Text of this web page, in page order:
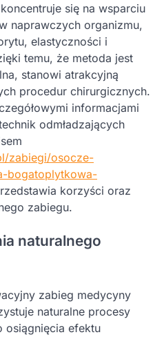
się na wsparciu
naprawczych organizmu,
elastyczności i
temu, że metoda jest
stanowi atrakcyjną
procedur chirurgicznych.
informacjami
odmładzających
zabiegi/osocze-
bogatoplytkowa-
korzyści oraz
zabiegu.
naturalnego
zabieg medycyny
naturalne procesy
osiągnięcia efektu